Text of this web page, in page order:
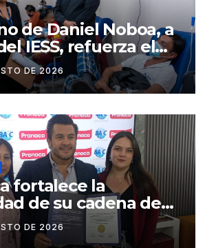
de Daniel Noboa, a
IESS, refuerza el
de insulina
de
DE 2026
fortalece la
de su cadena de
con certificación
dos plantas
DE 2026